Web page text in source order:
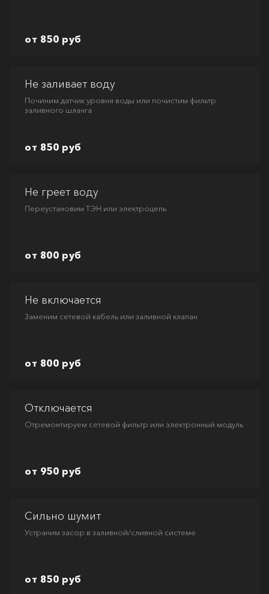
от 850 руб
Не заливает воду
Починим датчик уровня воды или почистим фильтр
заливного шланга
от 850 руб
Не греет воду
Переустановим ТЭН или электроцепь
от 800 руб
Не включается
Заменим сетевой кабель или заливной клапан
от 800 руб
Отключается
Отремонтируем сетевой фильтр или электронный модуль
от 950 руб
Сильно шумит
Устраним засор в заливной/сливной системе
от 850 руб